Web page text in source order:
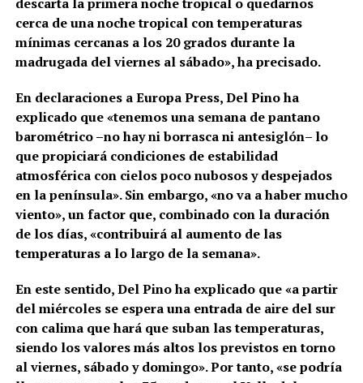
descarta la primera noche tropical o quedarnos
cerca de una noche tropical con temperaturas
mínimas cercanas a los 20 grados durante la
madrugada del viernes al sábado», ha precisado.
En declaraciones a Europa Press, Del Pino ha
explicado que «tenemos una semana de pantano
barométrico –no hay ni borrasca ni antesiglón– lo
que propiciará condiciones de estabilidad
atmosférica con cielos poco nubosos y despejados
en la península». Sin embargo, «no va a haber mucho
viento», un factor que, combinado con la duración
de los días, «contribuirá al aumento de las
temperaturas a lo largo de la semana».
En este sentido, Del Pino ha explicado que «a partir
del miércoles se espera una entrada de aire del sur
con calima que hará que suban las temperaturas,
siendo los valores más altos los previstos en torno
al viernes, sábado y domingo». Por tanto, «se podría